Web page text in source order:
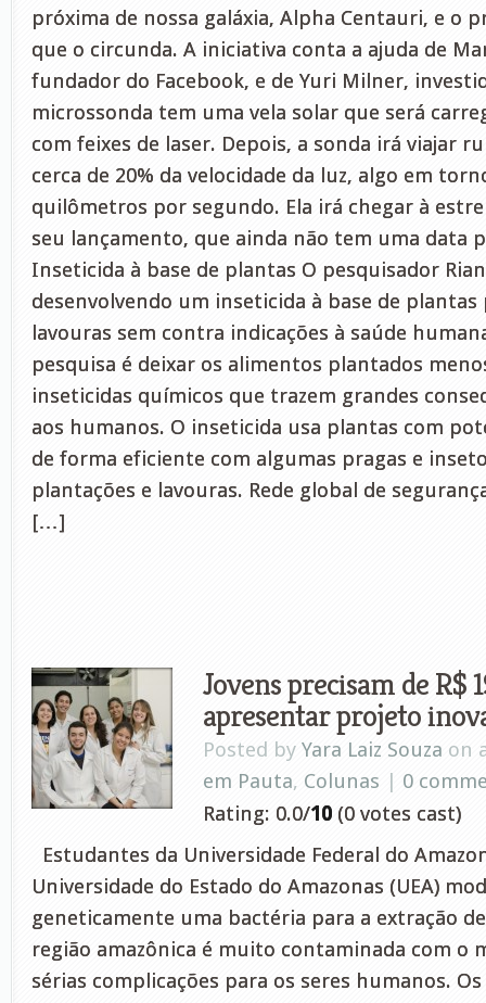
próxima de nossa galáxia, Alpha Centauri, e o
que o circunda. A iniciativa conta a ajuda de
fundador do Facebook, e de Yuri Milner,
microssonda tem uma vela solar que será
com feixes de laser. Depois, a sonda irá viajar
cerca de 20% da velocidade da luz, algo em
quilômetros por segundo. Ela irá chegar à
seu lançamento, que ainda não tem uma data
Inseticida à base de plantas O pesquisador
desenvolvendo um inseticida à base de plantas
lavouras sem contra indicações à saúde
pesquisa é deixar os alimentos plantados
inseticidas químicos que trazem grandes
aos humanos. O inseticida usa plantas com
de forma eficiente com algumas pragas e
plantações e lavouras. Rede global de
[…]
Jovens precisam de R$
apresentar projeto
Posted by Yara Laiz Souza on
em Pauta, Colunas | 0
Rating: 0.0/10 (0 votes cast)
Estudantes da Universidade Federal do
Universidade do Estado do Amazonas (UEA)
geneticamente uma bactéria para a extração
região amazônica é muito contaminada com o
sérias complicações para os seres humanos.